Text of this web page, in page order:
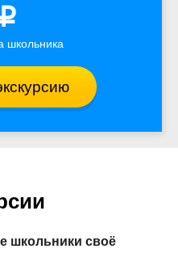
p
школьника
школьники своё